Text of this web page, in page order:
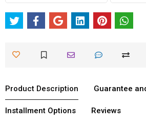
Product Description Guarantee
Installment Options Reviews